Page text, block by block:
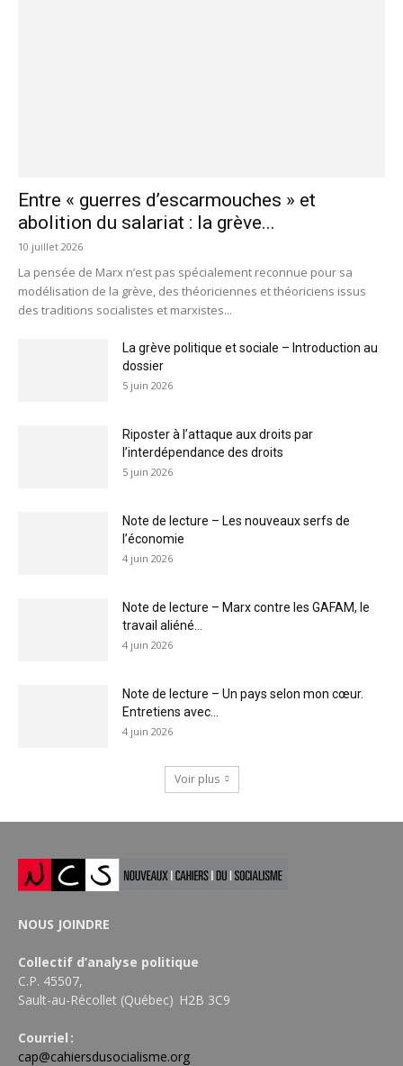
Entre « guerres d’escarmouches » et
abolition du salariat : la grève...
10 juillet 2026
La pensée de Marx n’est pas spécialement reconnue pour sa
modélisation de la grève, des théoriciennes et théoriciens issus
des traditions socialistes et marxistes...
La grève politique et sociale – Introduction au
dossier
5 juin 2026
Riposter à l’attaque aux droits par
l’interdépendance des droits
5 juin 2026
Note de lecture – Les nouveaux serfs de
l’économie
4 juin 2026
Note de lecture – Marx contre les GAFAM, le
travail aliéné...
4 juin 2026
Note de lecture – Un pays selon mon cœur.
Entretiens avec...
4 juin 2026
Voir plus
NOUS JOINDRE
Collectif d’analyse politique
C.P. 45507,
Sault-au-Récollet (Québec) H2B 3C9
Courriel :
cap@cahiersdusocialisme.org